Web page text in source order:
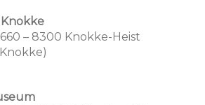
Knokke
– 8300 Knokke-Heist